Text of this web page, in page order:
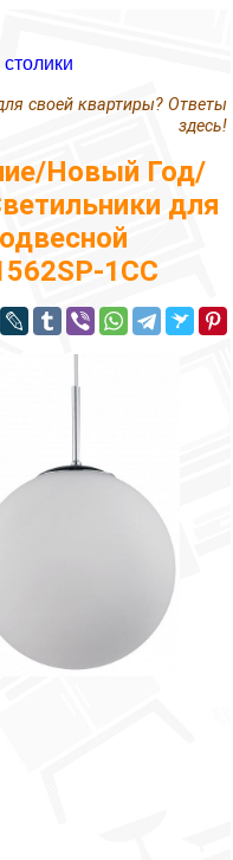
своей квартиры? Ответы
здесь!
Новый Год/
для
1CC